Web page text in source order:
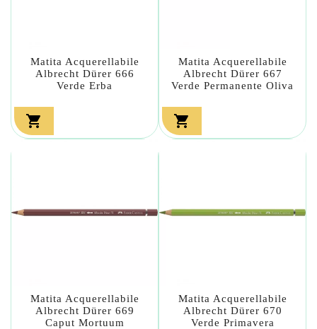
Matita Acquerellabile
Albrecht Dürer 666
Verde Erba

Matita Acquerellabile
Albrecht Dürer 667
Verde Permanente Oliva

Matita Acquerellabile
Albrecht Dürer 669
Caput Mortuum
Matita Acquerellabile
Albrecht Dürer 670
Verde Primavera